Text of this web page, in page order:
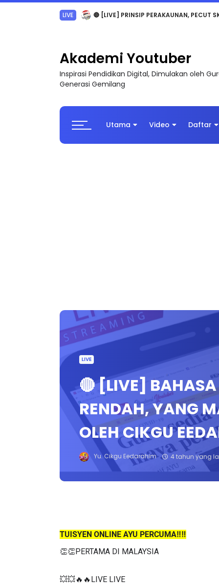
TRANSFORMASI DIGITAL GURU SIRI 7 :
Akademi Youtuber
Inspirasi Pendidikan Digital, Dimulakan oleh
Generasi Gemilang
Utama Video Daftar
LIVE
🔴 [LIVE] BAHASA
RENDAH, YANG
OLEH CIKGU
Yu. Cikgu Eedarahim 4 tahun yang
TUISYEN ONLINE AYU PERCUMA‼️‼️
👏👏PERTAMA DI MALAYSIA
💥💥🔥🔥LIVE LIVE